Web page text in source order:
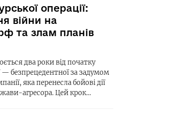
операції:
війни на
та злам планів
два роки від початку
— безпрецедентної за задумом
яка перенесла бойові дії
агресора. Цей крок…